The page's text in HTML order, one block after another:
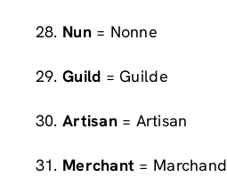
Nun= Nonne
Guild = Guilde
Artisan= Artisan
Merchant = Marchand